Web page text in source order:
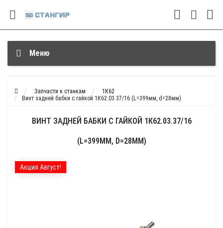
Меню
Запчасти к станкам
1К62
Винт задней бабки с гайкой 1К62.03.37/16 (L=399мм, d=28мм)
ВИНТ ЗАДНЕЙ БАБКИ С ГАЙКОЙ 1К62.03.37/16
(L=399ММ, D=28ММ)
Акция Август!